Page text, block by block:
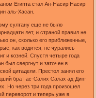
Египта стал Ан-Насир Насир
аль-Хасан.
султану еще не было
лет, и страной правил не
он, сколько его приближенные,
как водится, не чурались
и козней. Спустя четыре года
был свергнут и заточен в
цитадели. Престол занял его
брат ас-Салих Салах ад-Дин-
Но через три года произошел
переворот и теперь уже в